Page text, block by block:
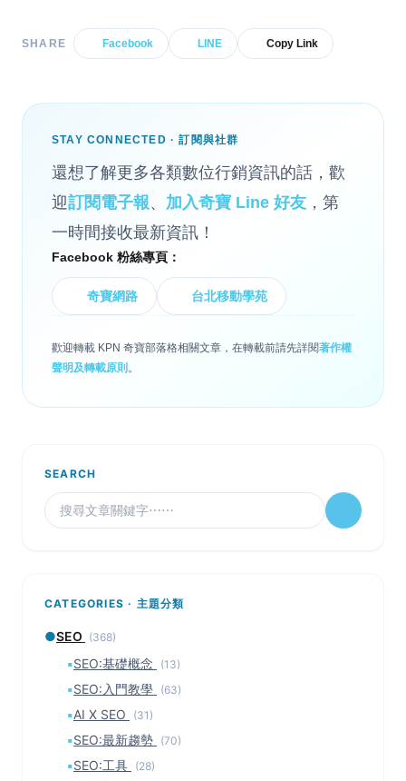
SHARE Facebook LINE Copy Link
STAY CONNECTED · 訂閱與社群
還想了解更多各類數位行銷資訊的話，歡
迎訂閱電子報、 加入奇寶 Line 好友 ，第
一時間接收最新資訊！
Facebook 粉絲專頁：
奇寶網路 台北移動學苑
歡迎轉載 KPN 奇寶部落格相關文章，在轉載前請先詳閱著作權
聲明及轉載原則 。
SEARCH
CATEGORIES · 主題分類
●SEO (368)
▪SEO:基礎概念 (13)
▪SEO:入門教學 (63)
▪AI X SEO (31)
▪SEO:最新趨勢 (70)
▪SEO:工具 (28)